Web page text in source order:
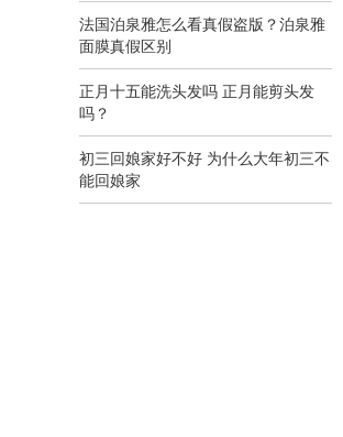
法国泊泉雅怎么看真假盗版？泊泉雅
面膜真假区别
正月十五能洗头发吗 正月能剪头发
吗？
初三回娘家好不好 为什么大年初三不
能回娘家